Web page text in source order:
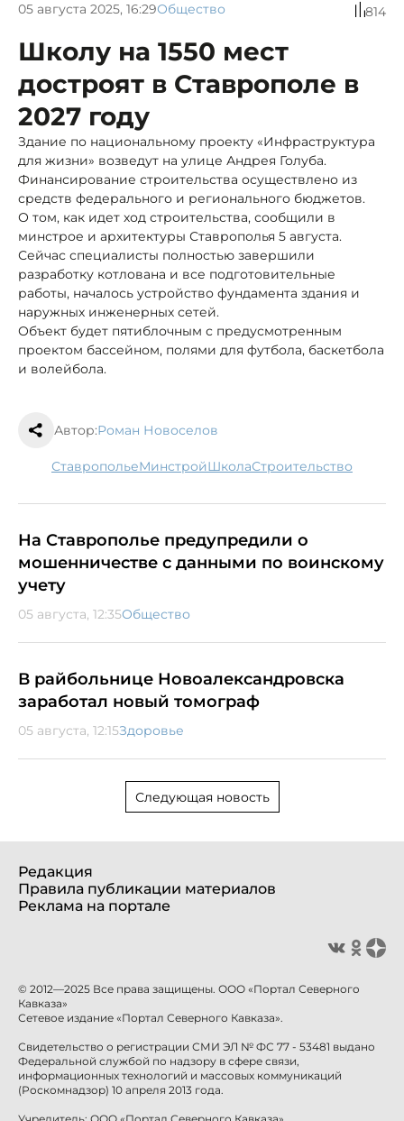
05 августа 2025, 16:29Общество 814
Школу на 1550 мест
достроят в Ставрополе в
2027 году
Здание по национальному проекту «Инфраструктура
для жизни» возведут на улице Андрея Голуба.
Финансирование строительства осуществлено из
средств федерального и регионального бюджетов.
О том, как идет ход строительства, сообщили в
минстрое и архитектуры Ставрополья 5 августа.
Сейчас специалисты полностью завершили
разработку котлована и все подготовительные
работы, началось устройство фундамента здания и
наружных инженерных сетей.
Объект будет пятиблочным с предусмотренным
проектом бассейном, полями для футбола, баскетбола
и волейбола.
Автор:Роман Новоселов
Ставрополье минстрой школа строительство
На Ставрополье предупредили о
мошенничестве с данными по воинскому
учету
05 августа, 12:35Общество
В райбольнице Новоалександровска
заработал новый томограф
05 августа, 12:15Здоровье
Следующая новость
Редакция
Правила публикации материалов
Реклама на портале
© 2012—2025 Все права защищены. ООО «Портал Северного
Кавказа»
Сетевое издание «Портал Северного Кавказа».
Свидетельство о регистрации СМИ ЭЛ № ФС 77 - 53481 выдано
Федеральной службой по надзору в сфере связи,
информационных технологий и массовых коммуникаций
(Роскомнадзор) 10 апреля 2013 года.